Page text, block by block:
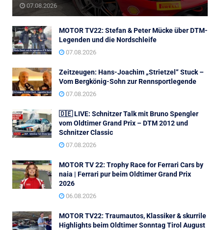
07.08.2026
MOTOR TV22: Stefan & Peter Mücke über DTM-
Legenden und die Nordschleife
07.08.2026
Zeitzeugen: Hans-Joachim „Strietzel“ Stuck –
Vom Bergkönig-Sohn zur Rennsportlegende
07.08.2026
🇩🇪 LIVE: Schnitzer Talk mit Bruno Spengler
vom Oldtimer Grand Prix – DTM 2012 und
Schnitzer Classic
07.08.2026
MOTOR TV 22: Trophy Race for Ferrari Cars by
naia | Ferrari pur beim Oldtimer Grand Prix
2026
06.08.2026
MOTOR TV22: Traumautos, Klassiker & skurrile
Highlights beim Oldtimer Sonntag Tirol August